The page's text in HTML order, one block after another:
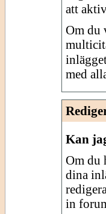
att
Om du
med
Kan
Om du
dina
in